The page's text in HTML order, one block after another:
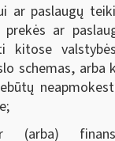
ar paslaugų
ar
kitose
schemas, arba
(arba)